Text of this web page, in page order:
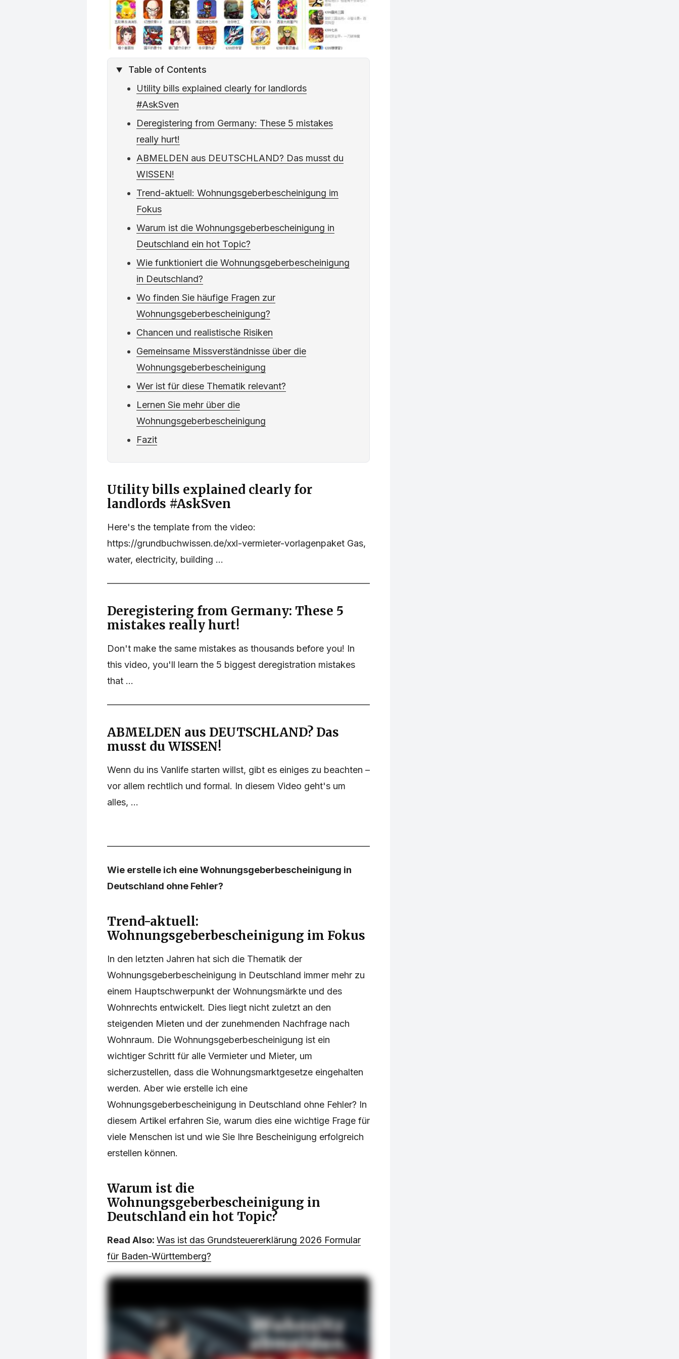
Table of Contents
Utility bills explained clearly for landlords
#AskSven
Deregistering from Germany: These 5 mistakes
really hurt!
ABMELDEN aus DEUTSCHLAND? Das musst du
WISSEN!
Trend-aktuell: Wohnungsgeberbescheinigung im
Fokus
Warum ist die Wohnungsgeberbescheinigung in
Deutschland ein hot Topic?
Wie funktioniert die Wohnungsgeberbescheinigung
in Deutschland?
Wo finden Sie häufige Fragen zur
Wohnungsgeberbescheinigung?
Chancen und realistische Risiken
Gemeinsame Missverständnisse über die
Wohnungsgeberbescheinigung
Wer ist für diese Thematik relevant?
Lernen Sie mehr über die
Wohnungsgeberbescheinigung
Fazit
Utility bills explained clearly for
landlords #AskSven
Here's the template from the video:
https://grundbuchwissen.de/xxl-vermieter-vorlagenpaket Gas,
water, electricity, building ...
Deregistering from Germany: These 5
mistakes really hurt!
Don't make the same mistakes as thousands before you! In
this video, you'll learn the 5 biggest deregistration mistakes
that ...
ABMELDEN aus DEUTSCHLAND? Das
musst du WISSEN!
Wenn du ins Vanlife starten willst, gibt es einiges zu beachten –
vor allem rechtlich und formal. In diesem Video geht's um
alles, ...
Wie erstelle ich eine Wohnungsgeberbescheinigung in
Deutschland ohne Fehler?
Trend-aktuell:
Wohnungsgeberbescheinigung im Fokus
In den letzten Jahren hat sich die Thematik der
Wohnungsgeberbescheinigung in Deutschland immer mehr zu
einem Hauptschwerpunkt der Wohnungsmärkte und des
Wohnrechts entwickelt. Dies liegt nicht zuletzt an den
steigenden Mieten und der zunehmenden Nachfrage nach
Wohnraum. Die Wohnungsgeberbescheinigung ist ein
wichtiger Schritt für alle Vermieter und Mieter, um
sicherzustellen, dass die Wohnungsmarktgesetze eingehalten
werden. Aber wie erstelle ich eine
Wohnungsgeberbescheinigung in Deutschland ohne Fehler? In
diesem Artikel erfahren Sie, warum dies eine wichtige Frage für
viele Menschen ist und wie Sie Ihre Bescheinigung erfolgreich
erstellen können.
Warum ist die
Wohnungsgeberbescheinigung in
Deutschland ein hot Topic?
Read Also: Was ist das Grundsteuererklärung 2026 Formular
für Baden-Württemberg?